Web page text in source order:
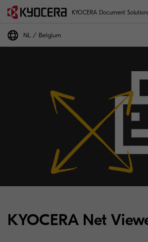
KYOCERA Document
NL Belgium
KYOCERA Net